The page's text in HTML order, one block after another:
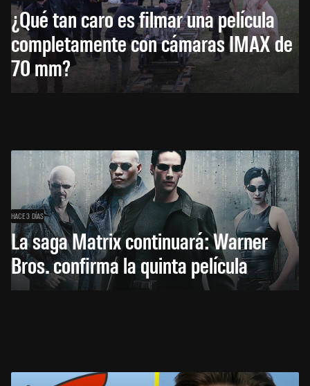
¿Qué tan caro es filmar una película
completamente con cámaras IMAX de
70 mm?
HACE 3 DÍAS
La saga Matrix continuará: Warner
Bros. confirma la quinta película